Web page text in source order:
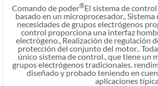
Comando de poder®El sistema de
basado en un microprocesador.,
necesidades de grupos electrógenos
control proporciona una interfaz
electrógeno., Realización de regulación
protección del conjunto del motor..
único sistema de control., que tiene un
grupos electrógenos tradicionales.
diseñado y probado teniendo en
aplicaciones